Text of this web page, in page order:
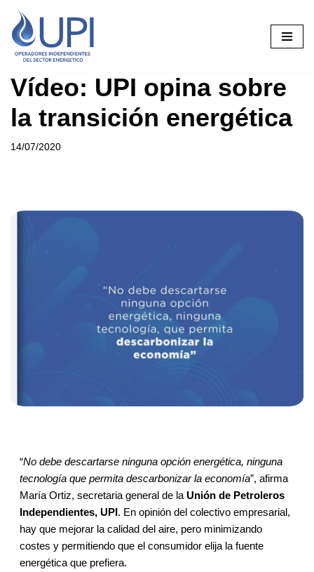
Saltar
al
Vídeo: UPI opina sobre
la transición energética
14/07/2020
“No debe descartarse ninguna opción energética, ninguna
tecnología que permita descarbonizar la economía”, afirma
María Ortiz, secretaria general de la Unión de Petroleros
Independientes, UPI. En opinión del colectivo empresarial,
hay que mejorar la calidad del aire, pero minimizando
costes y permitiendo que el consumidor elija la fuente
energética que prefiera.